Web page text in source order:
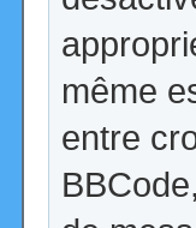
même
entre